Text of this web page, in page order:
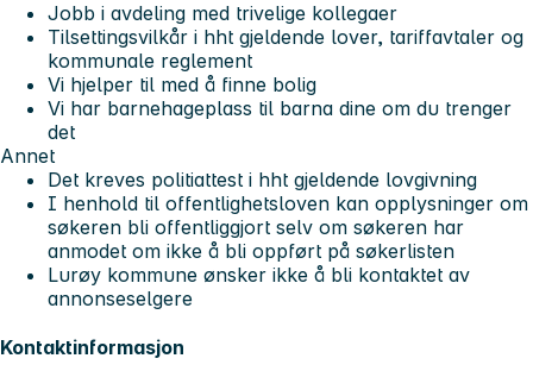
Jobb i avdeling med trivelige kollegaer
Tilsettingsvilkår i hht gjeldende lover, tariffavtaler og
kommunale reglement
Vi hjelper til med å finne bolig
Vi har barnehageplass til barna dine om du trenger
det
Annet
Det kreves politiattest i hht gjeldende lovgivning
I henhold til offentlighetsloven kan opplysninger om
søkeren bli offentliggjort selv om søkeren har
anmodet om ikke å bli oppført på søkerlisten
Lurøy kommune ønsker ikke å bli kontaktet av
annonseselgere
Kontaktinformasjon